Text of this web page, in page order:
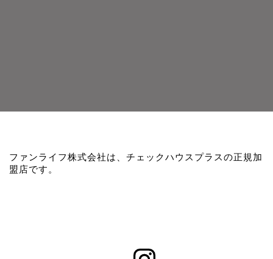
ファンライフ株式会社は、チェックハウスプラスの正規加
盟店です。